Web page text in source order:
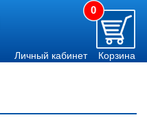
0
Личный кабинет Корзина